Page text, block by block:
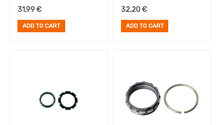
for Speedhub 500/14
31,99€
ADD TO CART
Slim for Speedhub
32,20€
ADD TO CART